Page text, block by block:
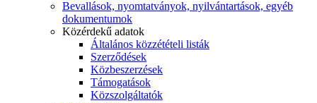
Bevallások, nyomtatványok, nyilvántartások, egyéb
dokumentumok
Közérdekű adatok
Általános közzétételi listák
Szerződések
Közbeszerzések
Támogatások
Közszolgáltatók